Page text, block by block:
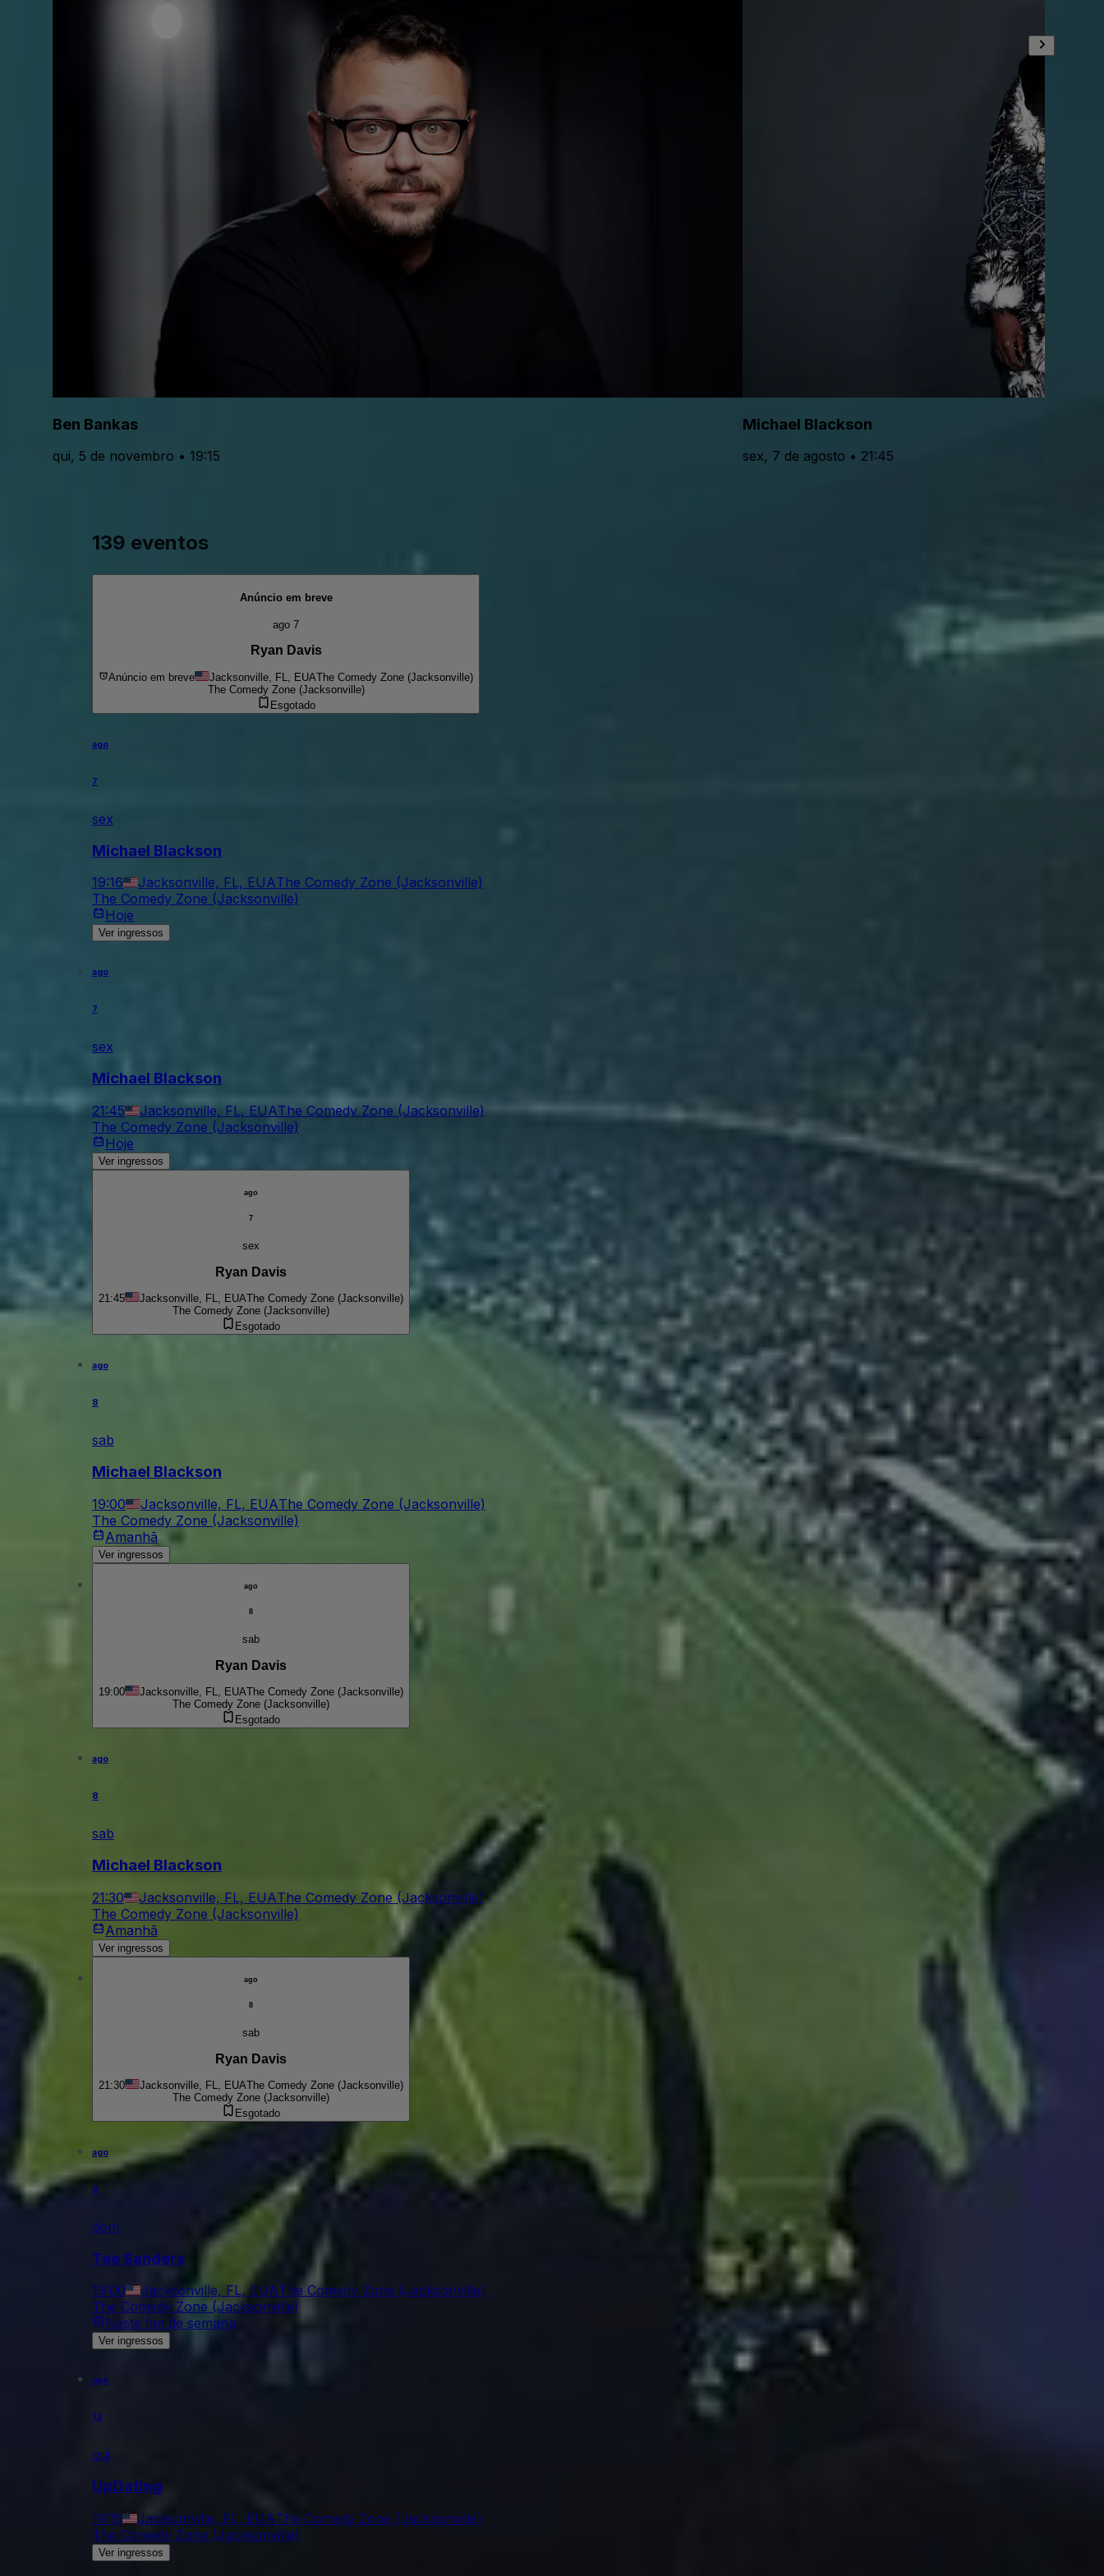
Ben Bankas
qui, 5 de novembro • 19:15
Michael Blackson
sex, 7 de agosto • 21:45
139 eventos
Anúncio em breve
ago 7
Ryan Davis
Anúncio em breve Jacksonville, FL, EUAThe Comedy Zone (Jacksonville)
The Comedy Zone (Jacksonville)
Esgotado
ago
7
sex
Michael Blackson
19:16 Jacksonville, FL, EUAThe Comedy Zone (Jacksonville)
The Comedy Zone (Jacksonville)
Hoje
Ver ingressos
ago
7
sex
Michael Blackson
21:45 Jacksonville, FL, EUAThe Comedy Zone (Jacksonville)
The Comedy Zone (Jacksonville)
Hoje
Ver ingressos
ago
7
sex
Ryan Davis
21:45 Jacksonville, FL, EUAThe Comedy Zone (Jacksonville)
The Comedy Zone (Jacksonville)
Esgotado
ago
8
sab
Michael Blackson
19:00 Jacksonville, FL, EUAThe Comedy Zone (Jacksonville)
The Comedy Zone (Jacksonville)
Amanhã
Ver ingressos
ago
8
sab
Ryan Davis
19:00 Jacksonville, FL, EUAThe Comedy Zone (Jacksonville)
The Comedy Zone (Jacksonville)
Esgotado
ago
8
sab
Michael Blackson
21:30 Jacksonville, FL, EUAThe Comedy Zone (Jacksonville)
The Comedy Zone (Jacksonville)
Amanhã
Ver ingressos
ago
8
sab
Ryan Davis
21:30 Jacksonville, FL, EUAThe Comedy Zone (Jacksonville)
The Comedy Zone (Jacksonville)
Esgotado
ago
9
dom
Tee Sanders
19:00 Jacksonville, FL, EUAThe Comedy Zone (Jacksonville)
The Comedy Zone (Jacksonville)
Neste fim de semana
Ver ingressos
ago
13
qui
UpDating
19:15 Jacksonville, FL, EUAThe Comedy Zone (Jacksonville)
The Comedy Zone (Jacksonville)
Ver ingressos